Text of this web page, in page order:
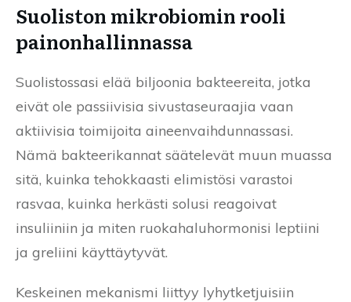
Suoliston mikrobiomin rooli
painonhallinnassa
Suolistossasi elää biljoonia bakteereita, jotka
eivät ole passiivisia sivustaseuraajia vaan
aktiivisia toimijoita aineenvaihdunnassasi.
Nämä bakteerikannat säätelevät muun muassa
sitä, kuinka tehokkaasti elimistösi varastoi
rasvaa, kuinka herkästi solusi reagoivat
insuliiniin ja miten ruokahaluhormonisi leptiini
ja greliini käyttäytyvät.
Keskeinen mekanismi liittyy lyhytketjuisiin